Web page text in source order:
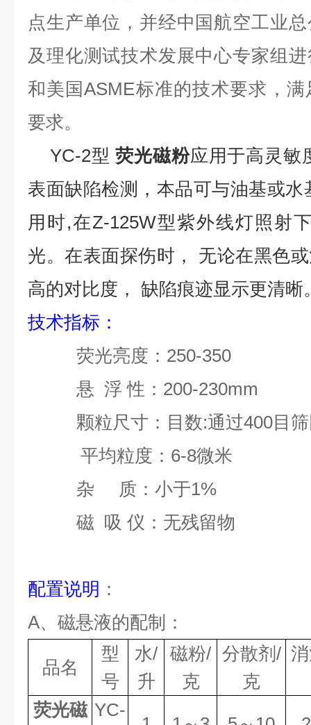
点生产单位，并经中国航空工业
及理化测试技术发展中心专家组
和美国ASME标准的技术要求，
要求。
YC-2型荧光磁粉应用于高灵敏
表面缺陷检测，本品可与油基或
用时,在Z-125W型紫外线灯照射
光。在表面探伤时， 无论在黑色
高的对比度， 缺陷痕迹显示更清晰
技术指标 ：
荧光亮度 ： 250-350
悬 浮 性 ： 200-230mm
颗粒尺寸 ： 目数:通过400目
平均粒度 ： 6-8微米
杂
质 ： 小于1%
磁 吸 仪 ： 无残留物
配置说明 ：
A、 磁悬液的配制：
品名
型
号
水/
升
磁粉/
克
分散剂 /
克
荧光磁 YC-